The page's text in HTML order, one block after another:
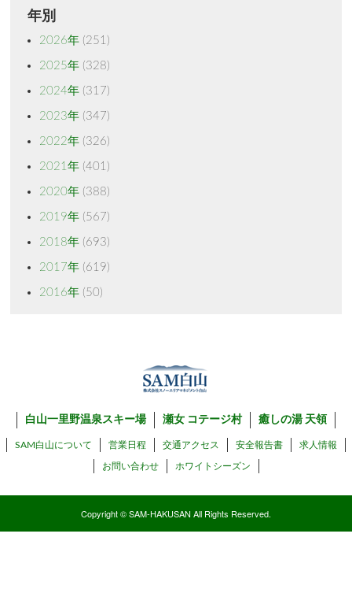
年別
2026年(251)
2025年(328)
2024年(317)
2023年(347)
2022年(326)
2021年(401)
2020年(388)
2019年(567)
2018年(693)
2017年(619)
2016年(50)
白山一里野温泉スキー場 瀬女 コテージ村 癒しの湯 天領
SAM白山について 営業日程 交通アクセス 安全報告書 求人情報
お問い合わせ ホワイトシーズン
Copyright © SAM-HAKUSAN All Rights Reserved.